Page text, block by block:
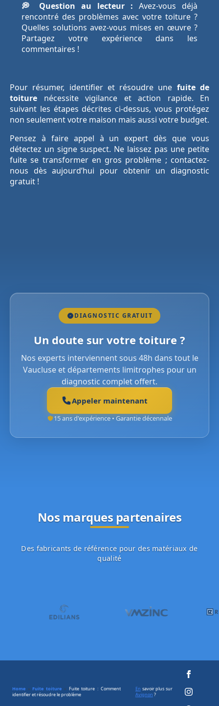
💭 Question au lecteur : Avez-vous déjà
rencontré des problèmes avec votre toiture ?
Quelles solutions avez-vous mises en œuvre ?
Partagez votre expérience dans les
commentaires !
Pour résumer, identifier et résoudre une fuite de
toiture nécessite vigilance et action rapide. En
suivant les étapes décrites ci-dessus, vous protégez
non seulement votre maison mais aussi votre budget.
Pensez à faire appel à un expert dès que vous
détectez un signe suspect. Ne laissez pas une petite
fuite se transformer en gros problème ; contactez-
nous dès aujourd’hui pour obtenir un diagnostic
gratuit !
DIAGNOSTIC GRATUIT
Un doute sur votre toiture ?
Nos experts interviennent sous 48h dans tout le
Vaucluse et départements limitrophes pour un
diagnostic complet offert.
Appeler maintenant
15 ans d'expérience • Garantie décennale
Nos marques partenaires
Des fabricants de référence pour des matériaux de
qualité
Home » Fuite toiture » Fuite toiture : Comment
identifier et résoudre le problème
En savoir plus sur
Avignon ?